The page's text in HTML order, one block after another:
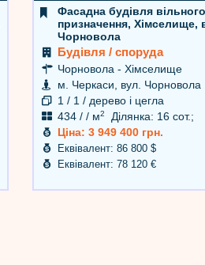
Фасадна будівля вільного
призначення, Хімселище,
Чорновола
Будівля / споруда
Чорновола - Хімселище
м. Черкаси, вул. Чорновола
1 / 1 / дерево і цегла
434 / / м2 Ділянка: 16 сот.;
Ціна: 3 949 400 грн.
Еквівалент: 86 800 $
Еквівалент: 78 120 €